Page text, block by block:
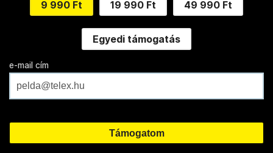
9 990 Ft 19 990 Ft 49 990 Ft
Egyedi támogatás
e-mail cím